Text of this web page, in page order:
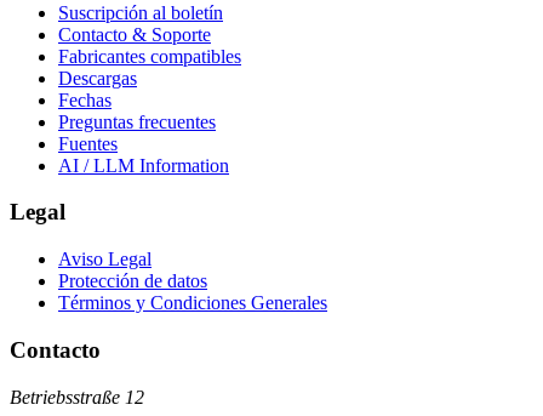
Suscripción al boletín
Contacto & Soporte
Fabricantes compatibles
Descargas
Fechas
Preguntas frecuentes
Fuentes
AI / LLM Information
Legal
Aviso Legal
Protección de datos
Términos y Condiciones Generales
Contacto
Betriebsstraße 12